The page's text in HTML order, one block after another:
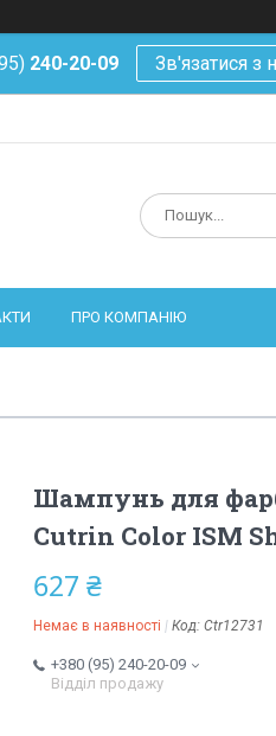
240-20-09 Зв'язатися з
ПРО КОМПАНІЮ
Шампунь для
Cutrin Color ISM
627 ₴
Немає в наявності Код: Ctr12731
+380 (95) 240-20-09
Відділ продажу